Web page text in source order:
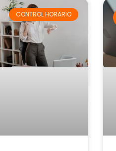
CONTROL HORARIO